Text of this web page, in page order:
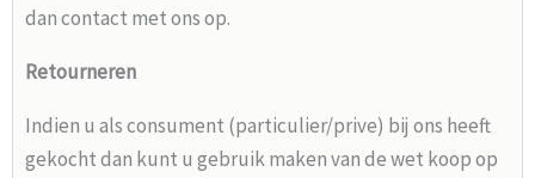
dan contact met ons op.
Retourneren
Indien u als consument (particulier/prive) bij ons heeft
gekocht dan kunt u gebruik maken van de wet koop op